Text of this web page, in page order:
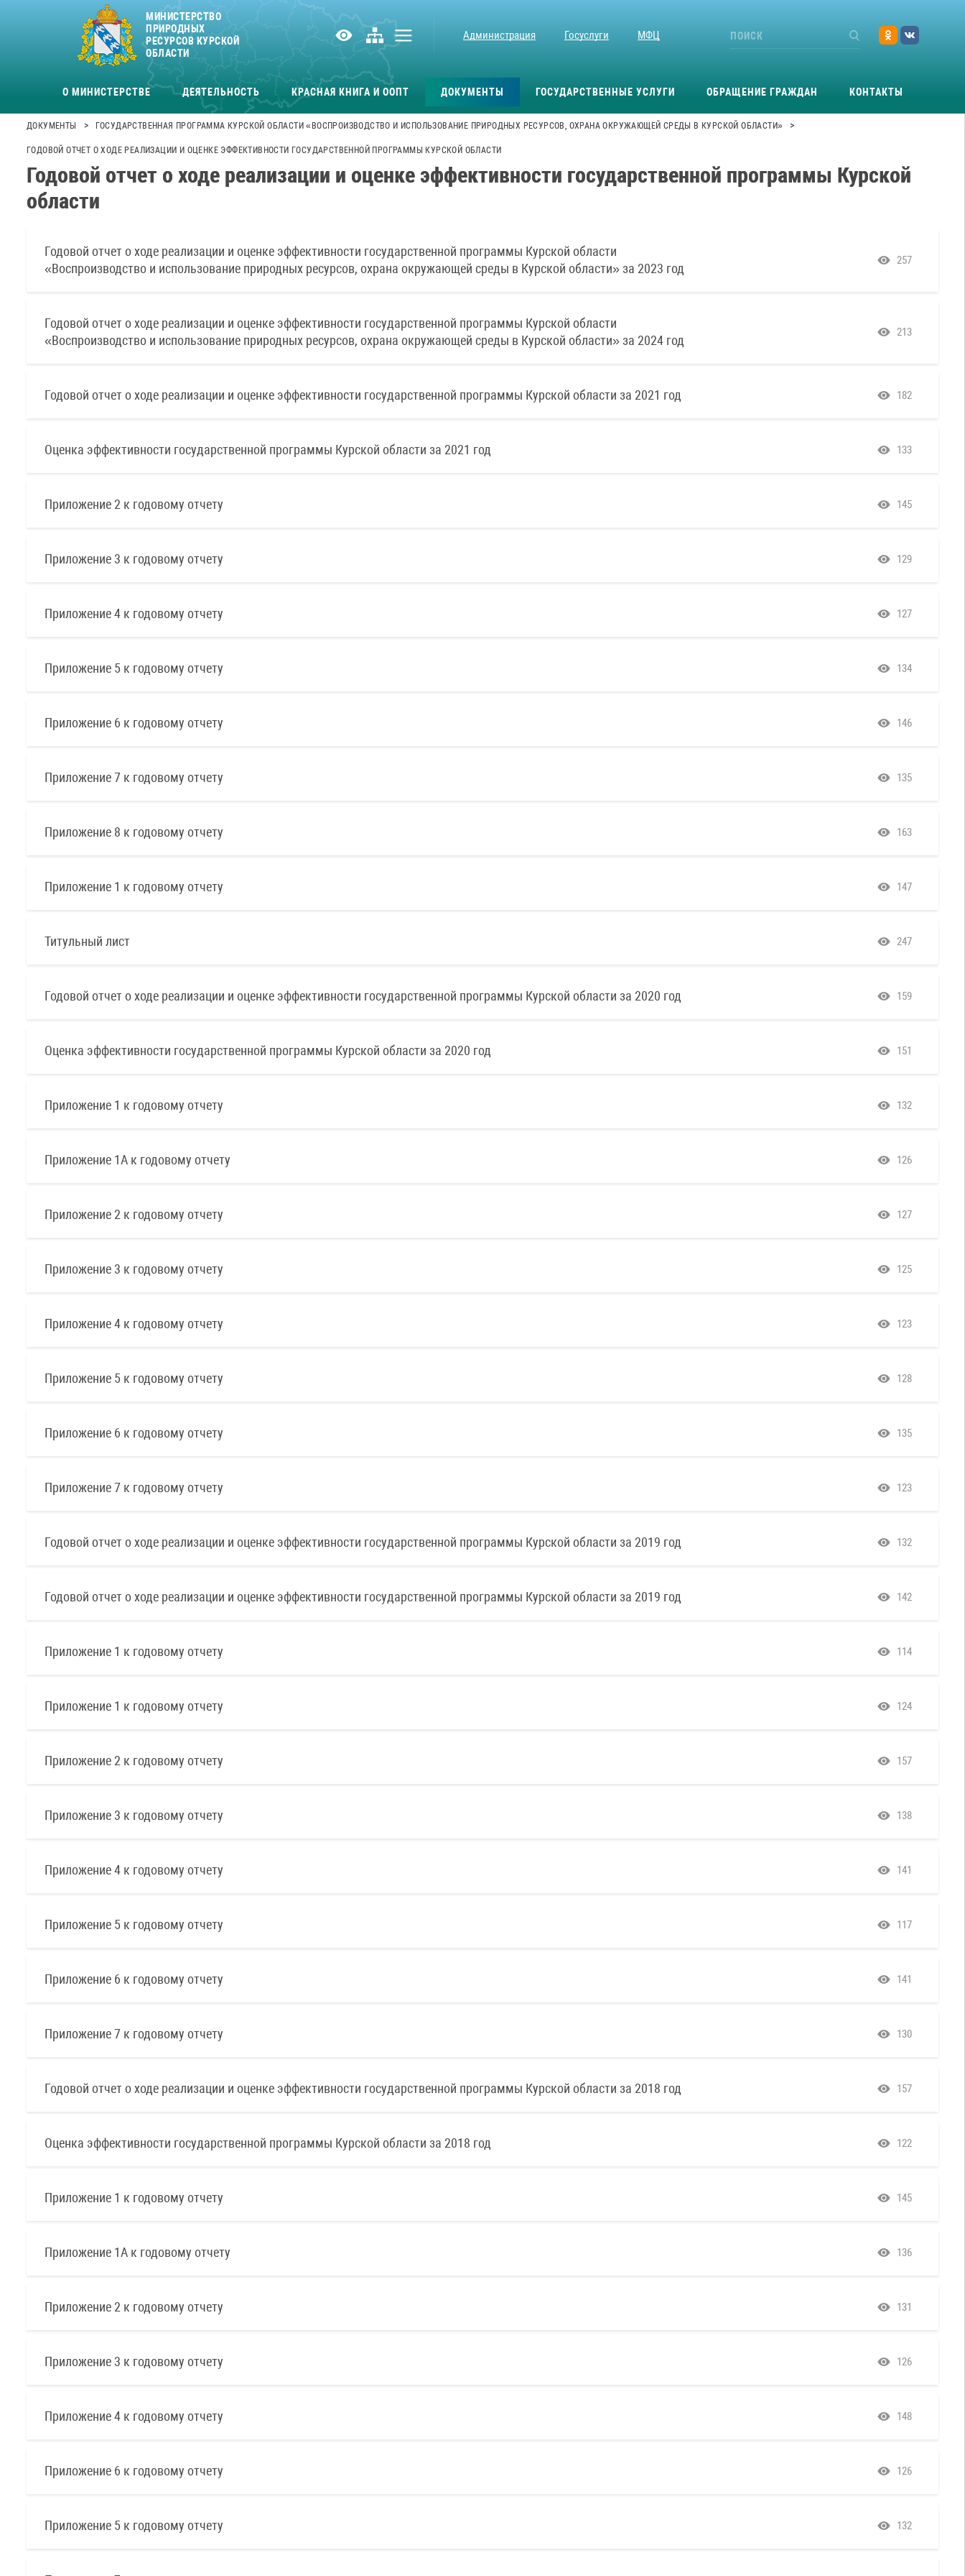
МИНИСТЕРСТВО
ПРИРОДНЫХ
РЕСУРСОВ КУРСКОЙ
ОБЛАСТИ
Администрация Госуслуги МФЦ
О МИНИСТЕРСТВЕ ДЕЯТЕЛЬНОСТЬ КРАСНАЯ КНИГА И ООПТ ДОКУМЕНТЫ ГОСУДАРСТВЕННЫЕ УСЛУГИ ОБРАЩЕНИЕ ГРАЖДАН КОНТАКТЫ
ДОКУМЕНТЫ > ГОСУДАРСТВЕННАЯ ПРОГРАММА КУРСКОЙ ОБЛАСТИ «ВОСПРОИЗВОДСТВО И ИСПОЛЬЗОВАНИЕ ПРИРОДНЫХ РЕСУРСОВ, ОХРАНА ОКРУЖАЮЩЕЙ СРЕДЫ В КУРСКОЙ ОБЛАСТИ» >
ГОДОВОЙ ОТЧЕТ О ХОДЕ РЕАЛИЗАЦИИ И ОЦЕНКЕ ЭФФЕКТИВНОСТИ ГОСУДАРСТВЕННОЙ ПРОГРАММЫ КУРСКОЙ ОБЛАСТИ
Годовой отчет о ходе реализации и оценке эффективности государственной программы Курской
области
Годовой отчет о ходе реализации и оценке эффективности государственной программы Курской области
«Воспроизводство и использование природных ресурсов, охрана окружающей среды в Курской области» за 2023 год
257
Годовой отчет о ходе реализации и оценке эффективности государственной программы Курской области
«Воспроизводство и использование природных ресурсов, охрана окружающей среды в Курской области» за 2024 год
213
Годовой отчет о ходе реализации и оценке эффективности государственной программы Курской области за 2021 год 182
Оценка эффективности государственной программы Курской области за 2021 год 133
Приложение 2 к годовому отчету 145
Приложение 3 к годовому отчету 129
Приложение 4 к годовому отчету 127
Приложение 5 к годовому отчету 134
Приложение 6 к годовому отчету 146
Приложение 7 к годовому отчету 135
Приложение 8 к годовому отчету 163
Приложение 1 к годовому отчету 147
Титульный лист 247
Годовой отчет о ходе реализации и оценке эффективности государственной программы Курской области за 2020 год 159
Оценка эффективности государственной программы Курской области за 2020 год 151
Приложение 1 к годовому отчету 132
Приложение 1А к годовому отчету 126
Приложение 2 к годовому отчету 127
Приложение 3 к годовому отчету 125
Приложение 4 к годовому отчету 123
Приложение 5 к годовому отчету 128
Приложение 6 к годовому отчету 135
Приложение 7 к годовому отчету 123
Годовой отчет о ходе реализации и оценке эффективности государственной программы Курской области за 2019 год 132
Годовой отчет о ходе реализации и оценке эффективности государственной программы Курской области за 2019 год 142
Приложение 1 к годовому отчету 114
Приложение 1 к годовому отчету 124
Приложение 2 к годовому отчету 157
Приложение 3 к годовому отчету 138
Приложение 4 к годовому отчету 141
Приложение 5 к годовому отчету 117
Приложение 6 к годовому отчету 141
Приложение 7 к годовому отчету 130
Годовой отчет о ходе реализации и оценке эффективности государственной программы Курской области за 2018 год 157
Оценка эффективности государственной программы Курской области за 2018 год 122
Приложение 1 к годовому отчету 145
Приложение 1А к годовому отчету 136
Приложение 2 к годовому отчету 131
Приложение 3 к годовому отчету 126
Приложение 4 к годовому отчету 148
Приложение 6 к годовому отчету 126
Приложение 5 к годовому отчету 132